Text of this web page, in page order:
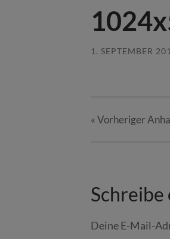
1. SEPTEMBER
« Vorheriger
Deine E-Mail-